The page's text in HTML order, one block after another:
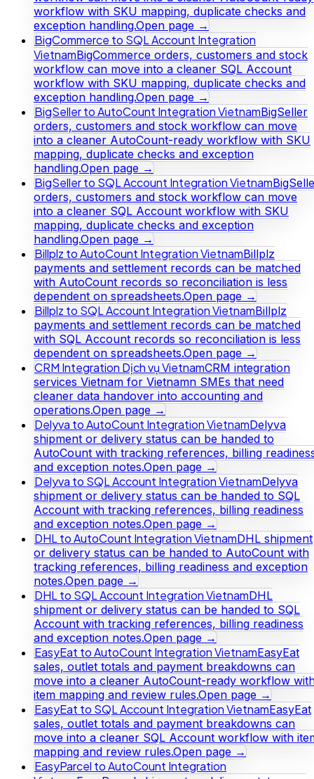
workflow with SKU mapping, duplicate checks and
exception handling.Open page →
BigCommerce to SQL Account Integration
VietnamBigCommerce orders, customers and stock
workflow can move into a cleaner SQL Account
workflow with SKU mapping, duplicate checks and
exception handling.Open page →
BigSeller to AutoCount Integration VietnamBigSeller
orders, customers and stock workflow can move
into a cleaner AutoCount-ready workflow with SKU
mapping, duplicate checks and exception
handling.Open page →
BigSeller to SQL Account Integration Vietnam
orders, customers and stock workflow can move
into a cleaner SQL Account workflow with SKU
mapping, duplicate checks and exception
handling.Open page →
Billplz to AutoCount Integration VietnamBillplz
payments and settlement records can be matched
with AutoCount records so reconciliation is less
dependent on spreadsheets.Open page →
Billplz to SQL Account Integration VietnamBillplz
payments and settlement records can be matched
with SQL Account records so reconciliation is less
dependent on spreadsheets.Open page →
CRM Integration Dịch vụ VietnamCRM integration
services Vietnam for Vietnamn SMEs that need
cleaner data handover into accounting and
operations.Open page →
Delyva to AutoCount Integration VietnamDelyva
shipment or delivery status can be handed to
AutoCount with tracking references, billing
and exception notes.Open page →
Delyva to SQL Account Integration VietnamDelyva
shipment or delivery status can be handed to SQL
Account with tracking references, billing readiness
and exception notes.Open page →
DHL to AutoCount Integration VietnamDHL shipment
or delivery status can be handed to AutoCount with
tracking references, billing readiness and exception
notes.Open page →
DHL to SQL Account Integration VietnamDHL
shipment or delivery status can be handed to SQL
Account with tracking references, billing readiness
and exception notes.Open page →
EasyEat to AutoCount Integration VietnamEasyEat
sales, outlet totals and payment breakdowns can
move into a cleaner AutoCount-ready workflow
item mapping and review rules.Open page →
EasyEat to SQL Account Integration VietnamEasyEat
sales, outlet totals and payment breakdowns can
move into a cleaner SQL Account workflow with
mapping and review rules.Open page →
EasyParcel to AutoCount Integration